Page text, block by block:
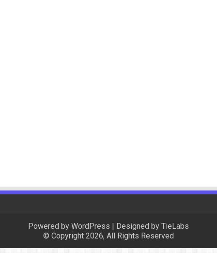
Powered by WordPress | Designed by TieLabs
© Copyright 2026, All Rights Reserved